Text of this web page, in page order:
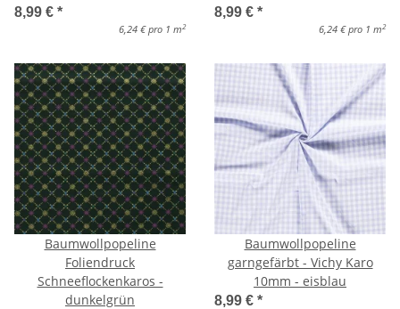
8,99 € *
6,24 € pro 1 m 2
8,99 € *
6,24 € pro 1 m 2
Baumwollpopeline
Foliendruck
Schneeflockenkaros -
dunkelgrün
Baumwollpopeline
garngefärbt - Vichy Karo
10mm - eisblau
8,99 € *